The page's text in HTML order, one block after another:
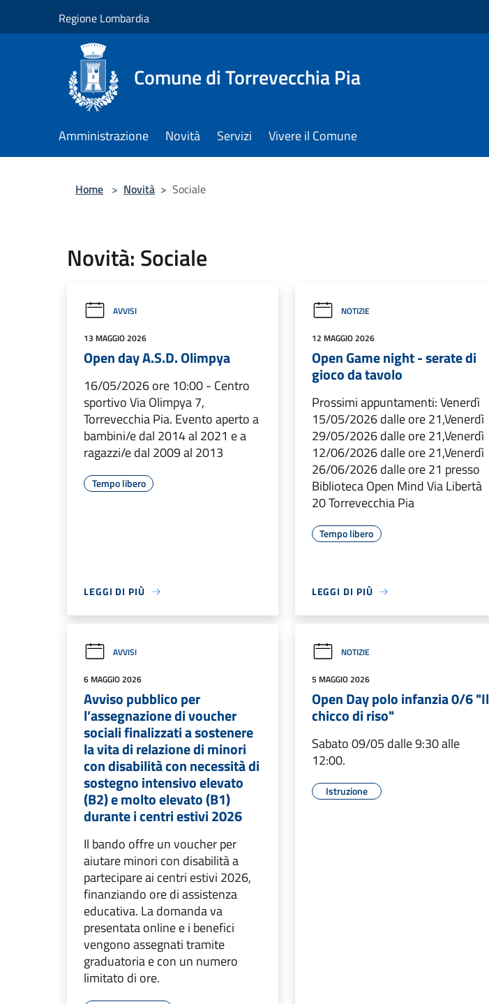
Regione Lombardia
Comune di Torrevecchia Pia
Amministrazione Novità Servizi Vivere il Comune
Home > Novità > Sociale
Novità: Sociale
AVVISI
13 MAGGIO 2026
Open day A.S.D. Olimpya
16/05/2026 ore 10:00 - Centro
sportivo Via Olimpya 7,
Torrevecchia Pia. Evento aperto a
bambini/e dal 2014 al 2021 e a
ragazzi/e dal 2009 al 2013
Tempo libero
LEGGI DI PIÙ
NOTIZIE
12 MAGGIO 2026
Open Game night - serate di
gioco da tavolo
Prossimi appuntamenti: Venerdì
15/05/2026 dalle ore 21,Venerdì
29/05/2026 dalle ore 21,Venerdì
12/06/2026 dalle ore 21,Venerdì
26/06/2026 dalle ore 21 presso
Biblioteca Open Mind Via Libertà
20 Torrevecchia Pia
Tempo libero
LEGGI DI PIÙ
AVVISI
6 MAGGIO 2026
Avviso pubblico per
l’assegnazione di voucher
sociali finalizzati a sostenere
la vita di relazione di minori
con disabilità con necessità di
sostegno intensivo elevato
(B2) e molto elevato (B1)
durante i centri estivi 2026
Il bando offre un voucher per
aiutare minori con disabilità a
partecipare ai centri estivi 2026,
finanziando ore di assistenza
educativa. La domanda va
presentata online e i benefici
vengono assegnati tramite
graduatoria e con un numero
limitato di ore.
NOTIZIE
5 MAGGIO 2026
Open Day polo infanzia 0/6 "Il
chicco di riso"
Sabato 09/05 dalle 9:30 alle
12:00.
Istruzione